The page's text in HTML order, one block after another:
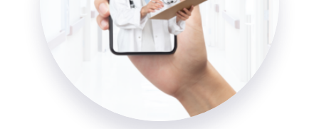
Voor fabrikanten
Onze experts
Contact